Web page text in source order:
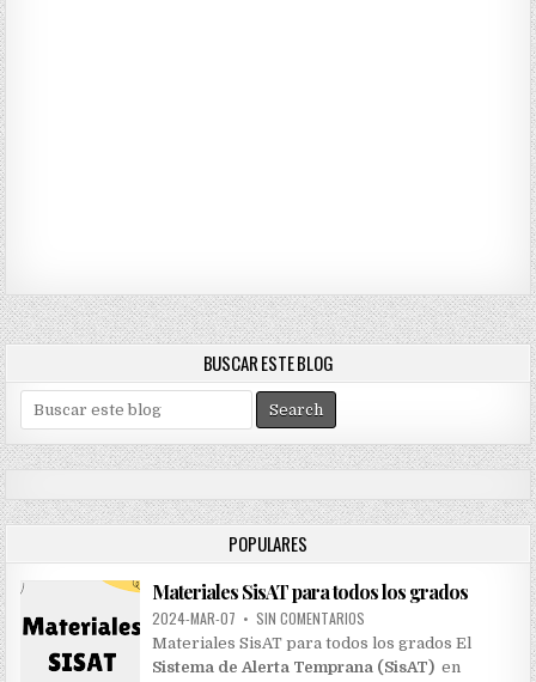
BUSCAR ESTE BLOG
e
a
c
h
o
r
:
POPULARES
Materiales SisAT para todos los grados
2024-MAR-07 • SIN COMENTARIOS
Materiales SisAT para todos los grados El
Sistema de Alerta Temprana (SisAT) en